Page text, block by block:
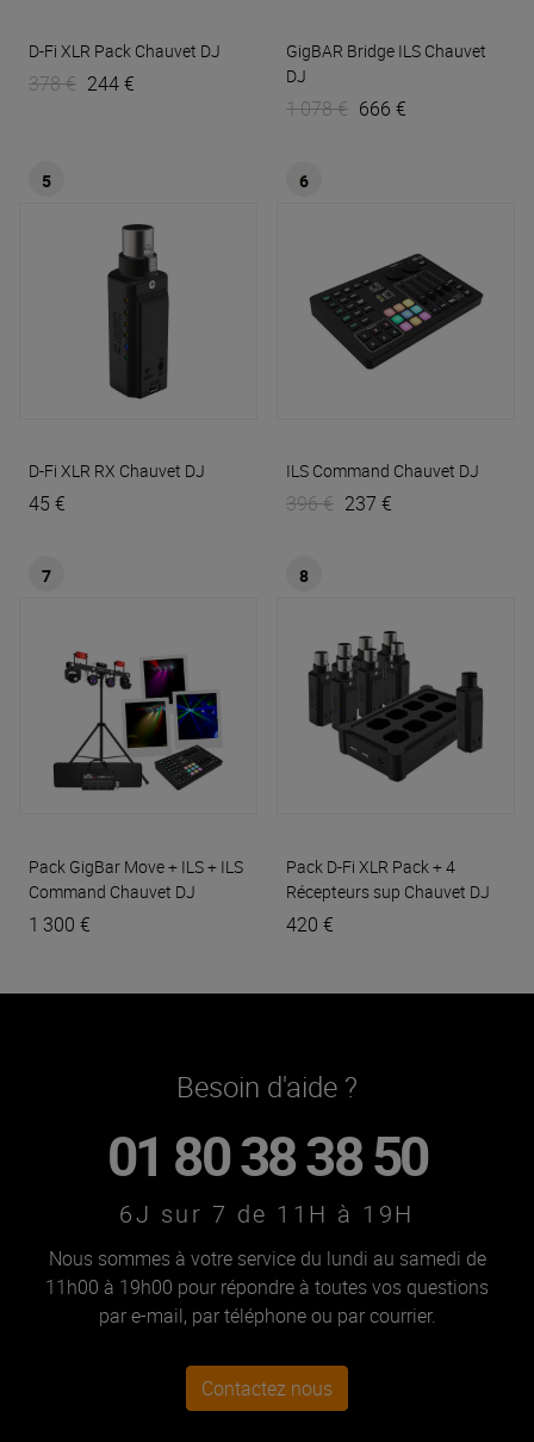
D-Fi XLR Pack Chauvet DJ
378 € 244 €
GigBAR Bridge ILS Chauvet
DJ
1 078 € 666 €
5
D-Fi XLR RX Chauvet DJ
45 €
6
ILS Command Chauvet DJ
396 € 237 €
7
Pack GigBar Move + ILS + ILS
Command Chauvet DJ
1 300 €
8
Pack D-Fi XLR Pack + 4
Récepteurs sup Chauvet DJ
420 €
Besoin d'aide ?
01 80 38 38 50
6J sur 7 de 11H à 19H
Nous sommes à votre service du lundi au samedi de
11h00 à 19h00 pour répondre à toutes vos questions
par e-mail, par téléphone ou par courrier.
Contactez nous